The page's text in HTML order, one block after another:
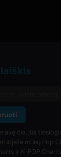
čia, jūs
mūsų Pop
ir K-POP Charts